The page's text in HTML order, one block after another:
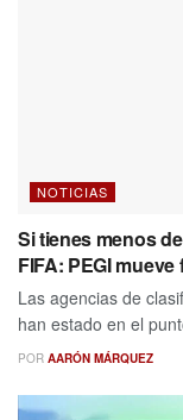
NOTICIAS
Si tienes menos
FIFA: PEGI
Las agencias de
han estado en el
POR AARÓN MÁRQUEZ